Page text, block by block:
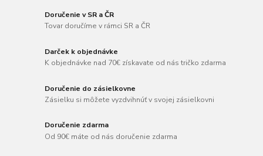
Doručenie v SR a ČR
Tovar doručíme v rámci SR a ČR
Darček k objednávke
K objednávke nad 70€ získavate od nás tričko zdarma
Doručenie do zásielkovne
Zásielku si môžete vyzdvihnúť v svojej zásielkovni
Doručenie zdarma
Od 90€ máte od nás doručenie zdarma